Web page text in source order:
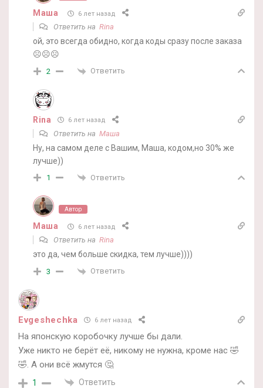
Маша 6 лет назад
Ответить на Rina
ой, это всегда обидно, когда коды сразу после заказа
☹️☹️☹️
2 Ответить
Rina 6 лет назад
Ответить на Маша
Ну, на самом деле с Вашим, Маша, кодом,но 30% же
лучше))
1 Ответить
Автор
Маша 6 лет назад
Ответить на Rina
это да, чем больше скидка, тем лучше))))
3 Ответить
Evgeshechka 6 лет назад
На японскую коробочку лучше бы дали.
Уже никто не берёт её, никому не нужна, кроме нас 🤣
🤣. А они всё жмутся 🤔
1 Ответить